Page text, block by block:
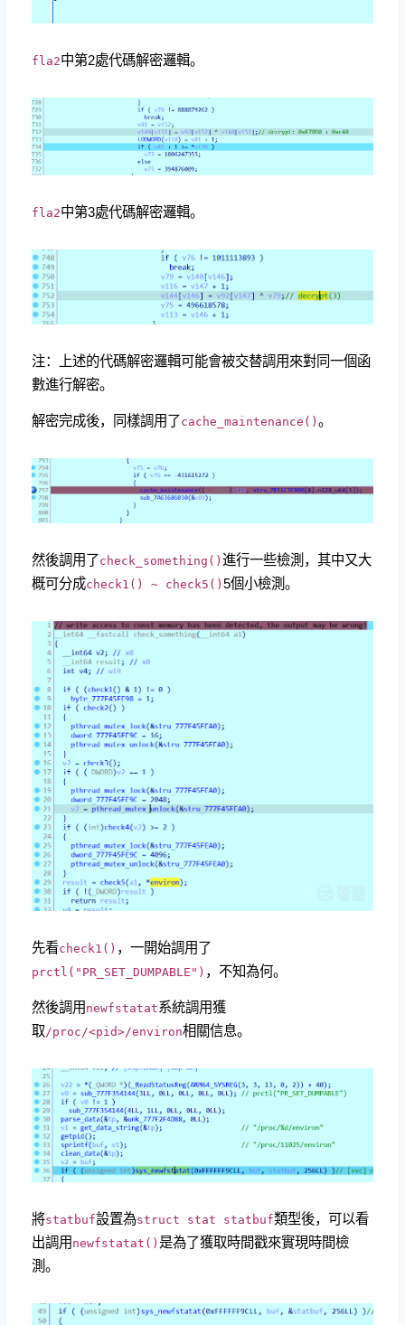
fla2中第2處代碼解密邏輯。
fla2中第3處代碼解密邏輯。
注：上述的代碼解密邏輯可能會被交替調用來對同一個函
數進行解密。
解密完成後，同樣調用了cache_maintenance()。
然後調用了check_something() 進行一些檢測，其中又大
概可分成check1() ~ check5()5個小檢測。
先看check1() ，一開始調用了
prctl("PR_SET_DUMPABLE") ，不知為何。
然後調用newfstatat系統調用獲
取/proc/<pid>/environ相關信息。
將statbuf設置為struct stat statbuf類型後，可以看
出調用newfstatat() 是為了獲取時間戳來實現時間檢
測。